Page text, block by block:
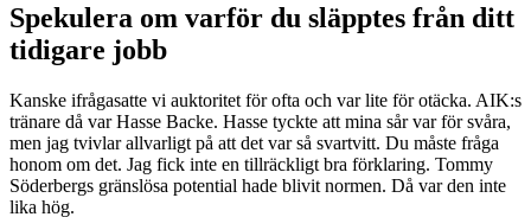
Spekulera om varför du släpptes från ditt
tidigare jobb
Kanske ifrågasatte vi auktoritet för ofta och var lite för otäcka. AIK:s
tränare då var Hasse Backe. Hasse tyckte att mina sår var för svåra,
men jag tvivlar allvarligt på att det var så svartvitt. Du måste fråga
honom om det. Jag fick inte en tillräckligt bra förklaring. Tommy
Söderbergs gränslösa potential hade blivit normen. Då var den inte
lika hög.